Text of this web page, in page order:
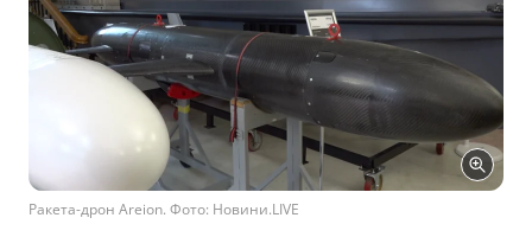
Ракета-дрон Areion. Фото: Новини.LIVE